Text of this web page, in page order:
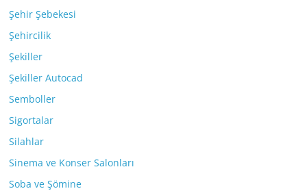
Şehir Şebekesi
Şehircilik
Şekiller
Şekiller Autocad
Semboller
Sigortalar
Silahlar
Sinema ve Konser Salonları
Soba ve Şömine